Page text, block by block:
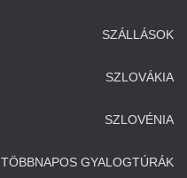
SZÁLLÁSOK
SZLOVÁKIA
SZLOVÉNIA
TÖBBNAPOS GYALOGTÚRÁK